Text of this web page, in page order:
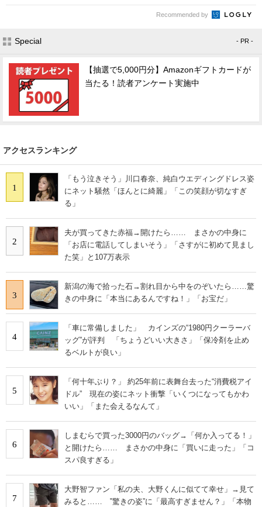
Recommended by
Special - PR -
【抽選で5,000円分】Amazonギフトカードが
当たる！読者アンケート実施中
アクセスランキング
1
「もう泣きそう」川口春奈、純白ウエディングドレス姿
にネット騒然「ほんとに綺麗」「この笑顔が切なすぎ
る」
2
夫が買ってきた赤福→開けたら…… まさかの中身に
「お店に電話してしまいそう」「さすがに初めて見まし
た笑」と107万表示
3
新潟の海で拾った石→割れ目から中をのぞいたら……驚
きの中身に「本当にあるんですね！」「お宝だ」
4
「車に常備しました」 カインズの“1980円クーラーバ
ッグ”が評判 「ちょうどいい大きさ」「保冷剤を止め
るベルトが良い」
5
「何十年ぶり？」 約25年前に表舞台去った“消費税アイ
ドル” 現在の姿にネット衝撃「いくつになってもかわ
いい」「また会えるなんて」
6
しまむらで買った3000円のバッグ→「何か入ってる！」
と開けたら…… まさかの中身に「買いに走った」「コ
スパ良すぎる」
7
大野智ファン「私の夫、大野くんに似てて幸せ」→見て
みると…… ‟驚きの姿”に「最高すぎません？」「本物